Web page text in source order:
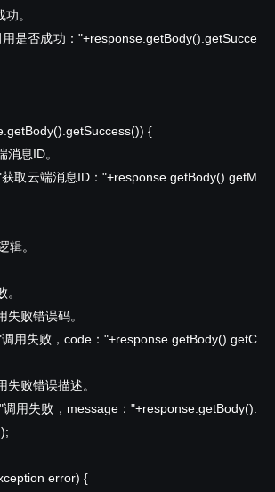
。
成功："+response.getBody().getSucce
{
ID。
消息ID："+response.getBody().getM
。
错误码。
，code："+response.getBody().getC
错误描述。
，message："+response.getBody().
error) {